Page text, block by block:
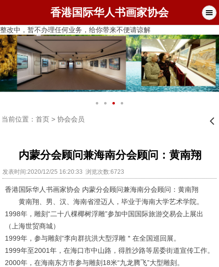
香港国际华人书画家协会
整改中，暂不办理任何业务，给你带来不便请谅解
当前位置： 首页> 协会会员 󰊒
内蒙分会顾问兼海南分会顾问：黄南翔
发表时间:2020/12/25 16:20:33 浏览次数:6723
香港国际华人书画家协会 内蒙分会顾问兼海南分会顾问：黄南翔
黄南翔、男、汉、海南省澄迈人，毕业于海南大学艺术学院。
1998年，雕刻“二十八棵椰树浮雕”参加中国国际旅游交易会上展出
（上海世贸商城）
1999年，参与雕刻“李向群抗洪大型浮雕＂在全国巡回展。
1999年至2001年，在海口市中山路，得胜沙路等居委街道宣传工作。
2000年，在海南东方市参与雕刻 18米“九龙腾飞”大型雕刻。